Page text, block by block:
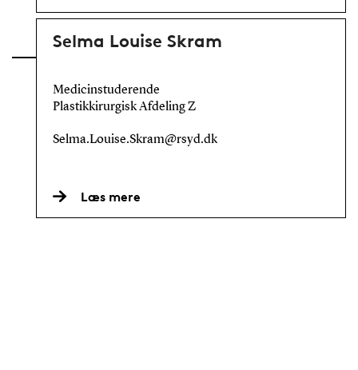
Selma Louise Skram
Medicinstuderende
Plastikkirurgisk Afdeling Z
Selma.Louise.Skram@rsyd.dk
Læs mere